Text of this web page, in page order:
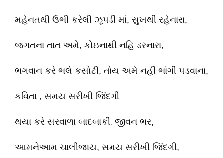
મહેનતથી ઉભી કરેલી ઝૂપડીં માં, સુખથી રહેનારા,
જગતના તાત અમે, કોઇનાથી નહિ ડરનારા,
ભગવાન કરે ભલે કસોટી, તોય અમે નહીં ભાંગી પડવાના,
કવિતા , સમય સરીખી જિંદગી
થયા કરે સરવાળા બાદબાકી, જીવન ભર,
આમનેઆમ ચાલીજાય, સમય સરીખી જિંદગી,